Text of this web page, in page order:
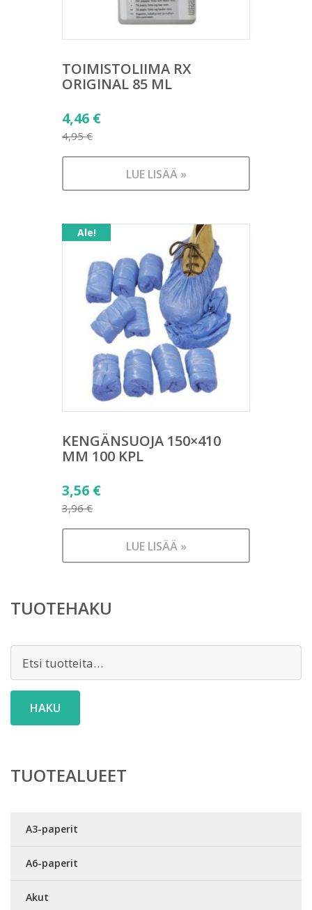
TOIMISTOLIIMA RX
ORIGINAL 85 ML
4,95€
Alkuperäinen
hinta
oli:
4,46 €
Nykyinen
on:
LUE LISÄÄ »
Ale!
KENGÄNSUOJA 150×410
MM 100 KPL
3,96€
Alkuperäinen
hinta
oli:
3,56 €
Nykyinen
on:
LUE LISÄÄ »
TUOTEHAKU
HAKU
TUOTEALUEET
A3-paperit
A6-paperit
Akut